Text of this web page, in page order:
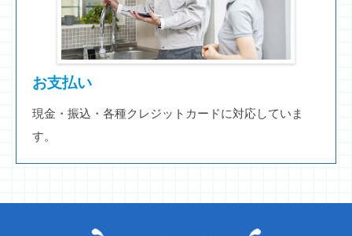
お支払い
現金・振込・各種クレジットカードに対応していま
す。